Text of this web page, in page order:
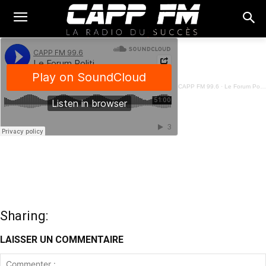
CAPP FM 99.6 · Le Forum Politique - Actualité Politique - 03 Juillet 2024
Sharing:
LAISSER UN COMMENTAIRE